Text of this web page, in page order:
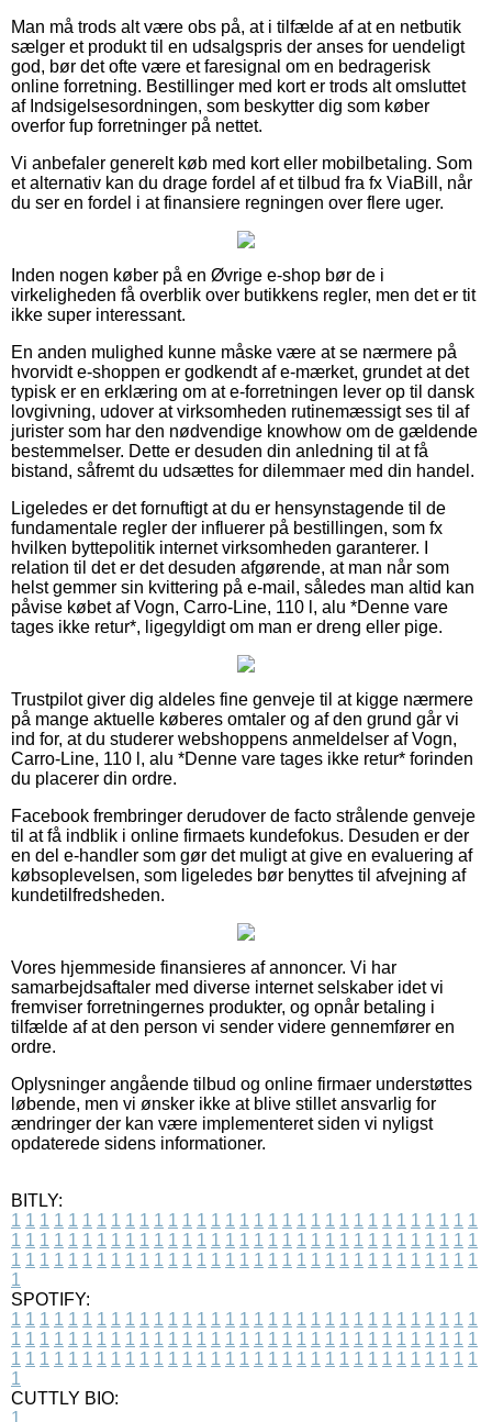
Man må trods alt være obs på, at i tilfælde af at en netbutik
sælger et produkt til en udsalgspris der anses for uendeligt
god, bør det ofte være et faresignal om en bedragerisk
online forretning. Bestillinger med kort er trods alt omsluttet
af Indsigelsesordningen, som beskytter dig som køber
overfor fup forretninger på nettet.
Vi anbefaler generelt køb med kort eller mobilbetaling. Som
et alternativ kan du drage fordel af et tilbud fra fx ViaBill, når
du ser en fordel i at finansiere regningen over flere uger.
Inden nogen køber på en Øvrige e-shop bør de i
virkeligheden få overblik over butikkens regler, men det er tit
ikke super interessant.
En anden mulighed kunne måske være at se nærmere på
hvorvidt e-shoppen er godkendt af e-mærket, grundet at det
typisk er en erklæring om at e-forretningen lever op til dansk
lovgivning, udover at virksomheden rutinemæssigt ses til af
jurister som har den nødvendige knowhow om de gældende
bestemmelser. Dette er desuden din anledning til at få
bistand, såfremt du udsættes for dilemmaer med din handel.
Ligeledes er det fornuftigt at du er hensynstagende til de
fundamentale regler der influerer på bestillingen, som fx
hvilken byttepolitik internet virksomheden garanterer. I
relation til det er det desuden afgørende, at man når som
helst gemmer sin kvittering på e-mail, således man altid kan
påvise købet af Vogn, Carro-Line, 110 l, alu *Denne vare
tages ikke retur*, ligegyldigt om man er dreng eller pige.
Trustpilot giver dig aldeles fine genveje til at kigge nærmere
på mange aktuelle køberes omtaler og af den grund går vi
ind for, at du studerer webshoppens anmeldelser af Vogn,
Carro-Line, 110 l, alu *Denne vare tages ikke retur* forinden
du placerer din ordre.
Facebook frembringer derudover de facto strålende genveje
til at få indblik i online firmaets kundefokus. Desuden er der
en del e-handler som gør det muligt at give en evaluering af
købsoplevelsen, som ligeledes bør benyttes til afvejning af
kundetilfredsheden.
Vores hjemmeside finansieres af annoncer. Vi har
samarbejdsaftaler med diverse internet selskaber idet vi
fremviser forretningernes produkter, og opnår betaling i
tilfælde af at den person vi sender videre gennemfører en
ordre.
Oplysninger angående tilbud og online firmaer understøttes
løbende, men vi ønsker ikke at blive stillet ansvarlig for
ændringer der kan være implementeret siden vi nyligst
opdaterede sidens informationer.
BITLY:
1 1 1 1 1 1 1 1 1 1 1 1 1 1 1 1 1 1 1 1 1 1 1 1 1 1 1 1 1 1 1 1 1
1 1 1 1 1 1 1 1 1 1 1 1 1 1 1 1 1 1 1 1 1 1 1 1 1 1 1 1 1 1 1 1 1
1 1 1 1 1 1 1 1 1 1 1 1 1 1 1 1 1 1 1 1 1 1 1 1 1 1 1 1 1 1 1 1 1
1
SPOTIFY:
1 1 1 1 1 1 1 1 1 1 1 1 1 1 1 1 1 1 1 1 1 1 1 1 1 1 1 1 1 1 1 1 1
1 1 1 1 1 1 1 1 1 1 1 1 1 1 1 1 1 1 1 1 1 1 1 1 1 1 1 1 1 1 1 1 1
1 1 1 1 1 1 1 1 1 1 1 1 1 1 1 1 1 1 1 1 1 1 1 1 1 1 1 1 1 1 1 1 1
1
CUTTLY BIO:
1